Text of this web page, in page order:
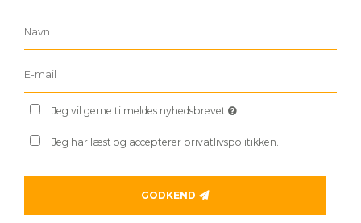
Jeg vil gerne tilmeldes nyhedsbrevet
Jeg har læst og accepterer privatlivspolitikken.
GODKEND